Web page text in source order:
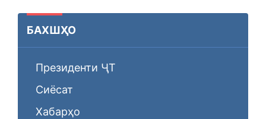
БАХШҲО
Президенти ҶТ
Сиёсат
Хабарҳо